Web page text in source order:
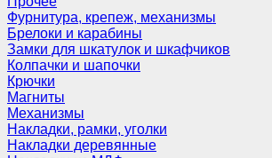
Фурнитура, крепеж, механизмы
Брелоки и карабины
Замки для шкатулок и шкафчиков
Колпачки и шапочки
Крючки
Магниты
Механизмы
Накладки, рамки, уголки
Накладки деревянные